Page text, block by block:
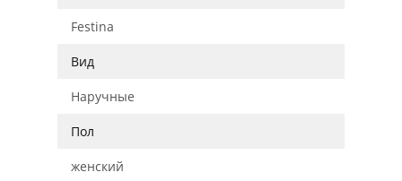
Festina
Вид
Наручные
Пол
женский